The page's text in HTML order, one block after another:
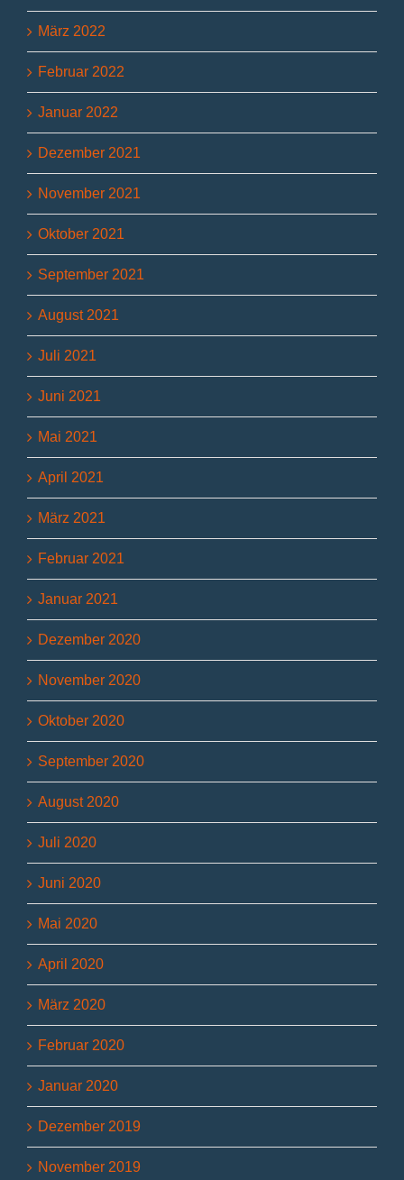
März 2022
Februar 2022
Januar 2022
Dezember 2021
November 2021
Oktober 2021
September 2021
August 2021
Juli 2021
Juni 2021
Mai 2021
April 2021
März 2021
Februar 2021
Januar 2021
Dezember 2020
November 2020
Oktober 2020
September 2020
August 2020
Juli 2020
Juni 2020
Mai 2020
April 2020
März 2020
Februar 2020
Januar 2020
Dezember 2019
November 2019